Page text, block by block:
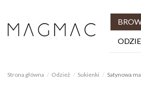
Strona główna Odzież Sukienki Satynowa